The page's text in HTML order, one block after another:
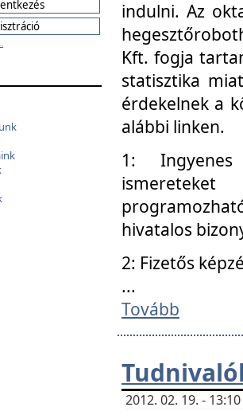
indulni. Az
Kft. fogja
statisztika
érdekelnek a
alábbi linken.
1: Ingyenes
hivatalos
2: Fizetős
...
Tovább
2012. 02. 19. -